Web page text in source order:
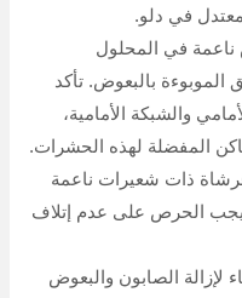
في دلو.
في المحلول
الموبوءة بالبعوض. تأكد
والشبكة الأمامية،
المفضلة لهذه الحشرات.
ذات شعيرات ناعمة
يجب الحرص على عدم إتلاف
لإزالة الصابون والبعوض